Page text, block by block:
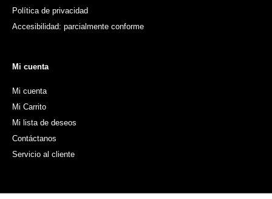
Política de privacidad
Accesibilidad: parcialmente conforme
Mi cuenta
Mi cuenta
Mi Carrito
Mi lista de deseos
Contáctanos
Servicio al cliente